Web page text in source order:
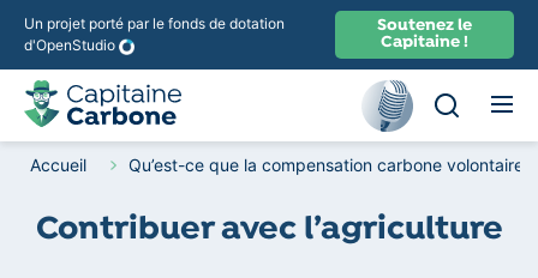
Accueil Qu’est-ce que la compensation carbone volontaire ?
Contribuer avec l’agriculture
Un projet porté par le fonds de dotation
d'OpenStudio
Soutenez le
Capitaine !
Ouvir la